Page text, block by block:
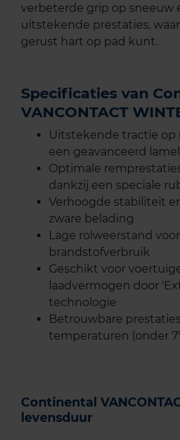
verbeterde grip op sneeuw
uitstekende prestaties,
gerust hart op pad kunt.
Specificaties van
VANCONTACT
Uitstekende tractie op
een geavanceerd
Optimale
dankzij een speciale
Verhoogde stabiliteit
zware belading
Lage rolweerstand
brandstofverbruik
Geschikt voor
laadvermogen door
technologie
Betrouwbare
temperaturen (onder
Continental
levensduur